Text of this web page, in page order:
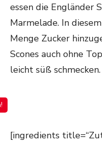
essen die Engländer
Marmelade. In
Menge Zucker
Scones auch ohne
leicht süß schmecken.
[ingredients